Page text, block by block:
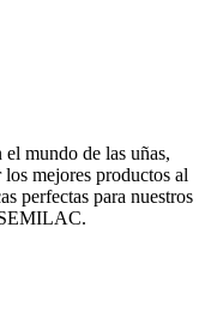
el mundo de las uñas,
mejores productos al
perfectas para nuestros